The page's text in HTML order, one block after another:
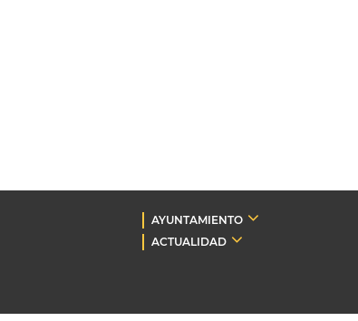
AYUNTAMIENTO
ACTUALIDAD